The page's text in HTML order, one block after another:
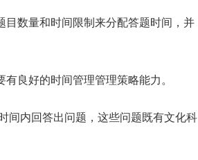
数量和时间限制来分配答题时间，并
良好的时间管理管理策略能力。
间内回答出问题，这些问题既有文化科